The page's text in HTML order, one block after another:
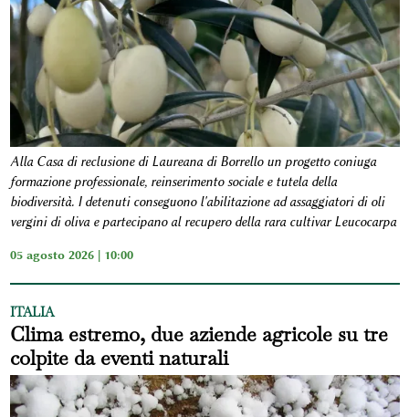
Alla Casa di reclusione di Laureana di Borrello un progetto coniuga
formazione professionale, reinserimento sociale e tutela della
biodiversità. I detenuti conseguono l'abilitazione ad assaggiatori di oli
vergini di oliva e partecipano al recupero della rara cultivar Leucocarpa
05 agosto 2026 | 10:00
ITALIA
Clima estremo, due aziende agricole su tre
colpite da eventi naturali